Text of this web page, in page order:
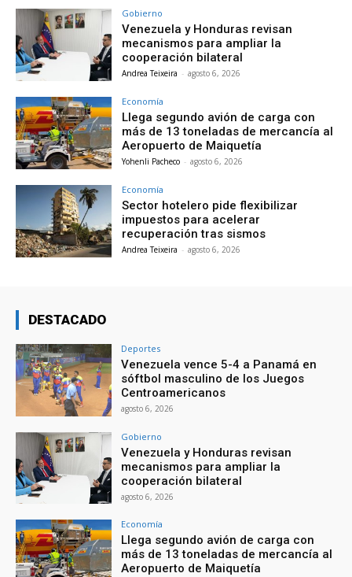
Gobierno
Venezuela y Honduras revisan
mecanismos para ampliar la
cooperación bilateral
Andrea Teixeira - agosto 6, 2026
Economía
Llega segundo avión de carga con
más de 13 toneladas de mercancía al
Aeropuerto de Maiquetía
Yohenli Pacheco - agosto 6, 2026
Economía
Sector hotelero pide flexibilizar
impuestos para acelerar
recuperación tras sismos
Andrea Teixeira - agosto 6, 2026
DESTACADO
Deportes
Venezuela vence 5-4 a Panamá en
sóftbol masculino de los Juegos
Centroamericanos
agosto 6, 2026
Gobierno
Venezuela y Honduras revisan
mecanismos para ampliar la
cooperación bilateral
agosto 6, 2026
Economía
Llega segundo avión de carga con
más de 13 toneladas de mercancía al
Aeropuerto de Maiquetía